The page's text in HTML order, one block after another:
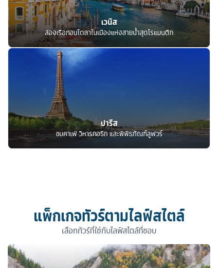
เวนิส
ล่องเรือกอนโดลาในเมืองแห่งสายน้ำสุดโรแมนติก
ปารีส
ชมคาเฟ่ วิหารกอธิก และพิพิธภัณฑ์ลูฟวร์
แพ็กเกจทัวร์ตามไลฟ์สไตล์
เลือกทัวร์ที่ใช่กับไลฟ์สไตล์ที่ชอบ